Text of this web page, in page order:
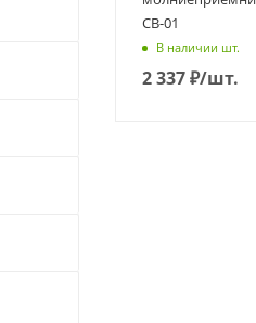
CB-01
В наличии шт.
2 337₽/шт.